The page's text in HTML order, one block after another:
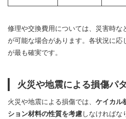
修理や交換費用については、災害時な
が可能な場合があります。各状況に応
が最も確実です。
火災や地震による損傷パ
火災や地震による損傷では、 ケイカル
ション材料の性質を考慮しなければな